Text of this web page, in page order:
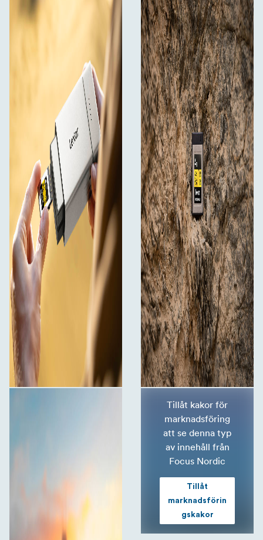
Tillåt kakor för
marknadsföring
att se denna typ
av innehåll från
Focus Nordic
Tillåt
marknadsförin
gskakor